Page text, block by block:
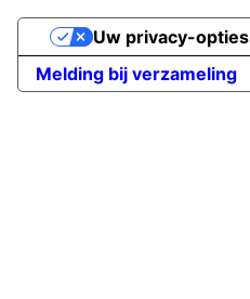
Melding bij verzameling
Uw privacy-opties